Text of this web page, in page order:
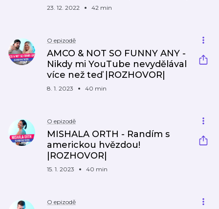
23. 12. 2022 42 min
O epizodě
AMCO & NOT SO FUNNY ANY -
Nikdy mi YouTube nevydělával
více než teď |ROZHOVOR|
8. 1. 2023 40 min
O epizodě
MISHALA ORTH - Randím s
americkou hvězdou!
|ROZHOVOR|
15. 1. 2023 40 min
O epizodě